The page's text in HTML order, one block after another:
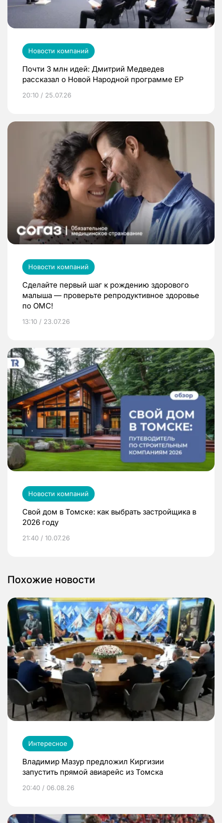
Новости компаний
Почти 3 млн идей: Дмитрий Медведев
рассказал о Новой Народной программе ЕР
20:10 / 25.07.26
Новости компаний
Сделайте первый шаг к рождению здорового
малыша — проверьте репродуктивное здоровье
по ОМС!
13:10 / 23.07.26
Новости компаний
Свой дом в Томске: как выбрать застройщика в
2026 году
21:40 / 10.07.26
Похожие новости
Интересное
Владимир Мазур предложил Киргизии
запустить прямой авиарейс из Томска
20:40 / 06.08.26